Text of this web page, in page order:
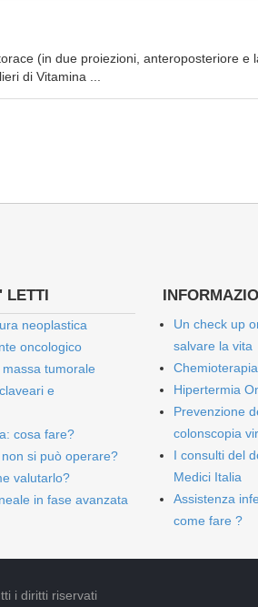
(in due proiezioni, anteroposteriore e
di Vitamina ...
LETTI
neoplastica
oncologico
tumorale
e
cosa fare?
si può operare?
valutarlo?
in fase avanzata
Un check up
salvare la vita
Hipertermia
Prevenzione
colonscopia
I consulti del
Medici Italia
Assistenza
come fare ?
i diritti riservati